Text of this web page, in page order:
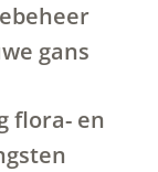
gans
flora- en